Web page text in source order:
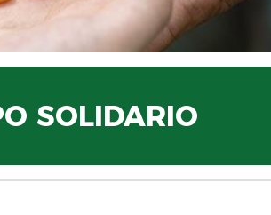
SOLIDARIO